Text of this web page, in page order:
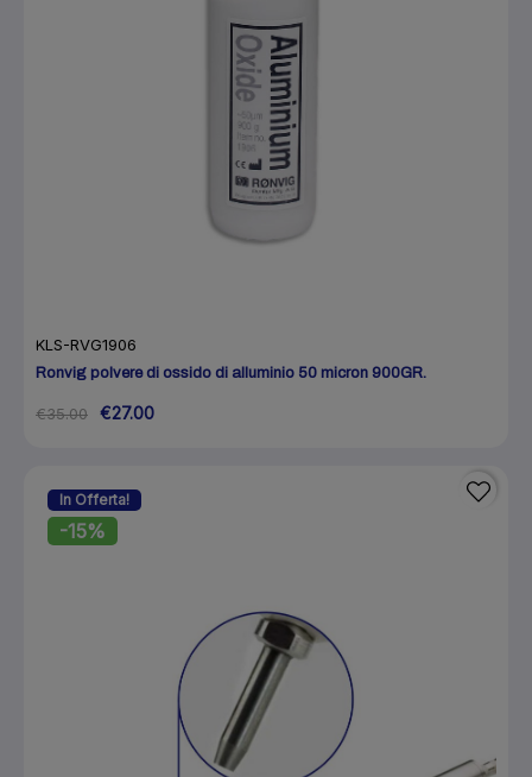
KLS-RVG1906
Ronvig polvere di ossido di alluminio 50 micron 900GR.
€35.00 €27.00
In Offerta!
-15%